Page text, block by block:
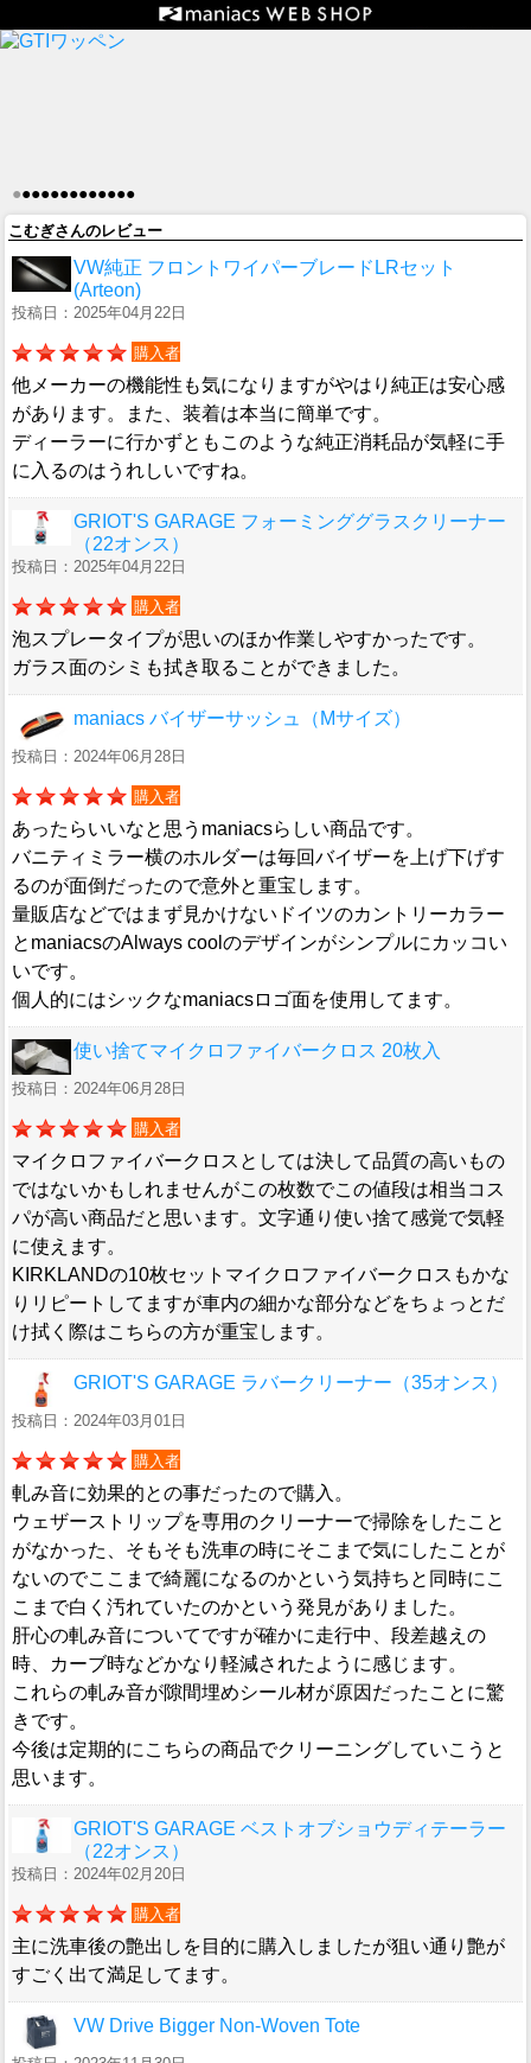
●●●●●●●●●●●●●
こむぎさんのレビュー
VW純正 フロントワイパーブレードLRセット
(Arteon)
投稿日：2025年04月22日
購入者
他メーカーの機能性も気になりますがやはり純正は安心感
があります。また、装着は本当に簡単です。
ディーラーに行かずともこのような純正消耗品が気軽に手
に入るのはうれしいですね。
GRIOT'S GARAGE フォーミンググラスクリーナー
（22オンス）
投稿日：2025年04月22日
購入者
泡スプレータイプが思いのほか作業しやすかったです。
ガラス面のシミも拭き取ることができました。
maniacs バイザーサッシュ（Mサイズ）
投稿日：2024年06月28日
購入者
あったらいいなと思うmaniacsらしい商品です。
バニティミラー横のホルダーは毎回バイザーを上げ下げす
るのが面倒だったので意外と重宝します。
量販店などではまず見かけないドイツのカントリーカラー
とmaniacsのAlways coolのデザインがシンプルにカッコい
いです。
個人的にはシックなmaniacsロゴ面を使用してます。
使い捨てマイクロファイバークロス 20枚入
投稿日：2024年06月28日
購入者
マイクロファイバークロスとしては決して品質の高いもの
ではないかもしれませんがこの枚数でこの値段は相当コス
パが高い商品だと思います。文字通り使い捨て感覚で気軽
に使えます。
KIRKLANDの10枚セットマイクロファイバークロスもかな
りリピートしてますが車内の細かな部分などをちょっとだ
け拭く際はこちらの方が重宝します。
GRIOT'S GARAGE ラバークリーナー（35オンス）
投稿日：2024年03月01日
購入者
軋み音に効果的との事だったので購入。
ウェザーストリップを専用のクリーナーで掃除をしたこと
がなかった、そもそも洗車の時にそこまで気にしたことが
ないのでここまで綺麗になるのかという気持ちと同時にこ
こまで白く汚れていたのかという発見がありました。
肝心の軋み音についてですが確かに走行中、段差越えの
時、カーブ時などかなり軽減されたように感じます。
これらの軋み音が隙間埋めシール材が原因だったことに驚
きです。
今後は定期的にこちらの商品でクリーニングしていこうと
思います。
GRIOT'S GARAGE ベストオブショウディテーラー
（22オンス）
投稿日：2024年02月20日
購入者
主に洗車後の艶出しを目的に購入しましたが狙い通り艶が
すごく出て満足してます。
VW Drive Bigger Non-Woven Tote